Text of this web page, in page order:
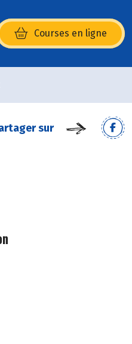
Courses en ligne
fenêtre)
sur